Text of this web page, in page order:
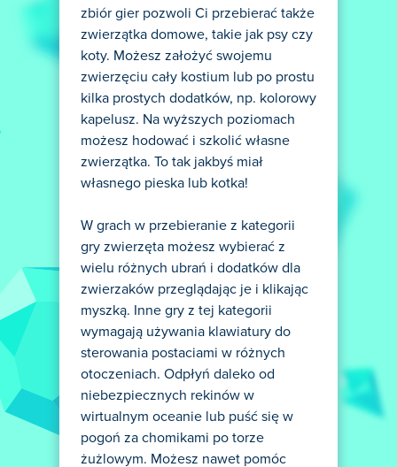
zbiór gier pozwoli Ci przebierać także
zwierzątka domowe, takie jak psy czy
koty. Możesz założyć swojemu
zwierzęciu cały kostium lub po prostu
kilka prostych dodatków, np. kolorowy
kapelusz. Na wyższych poziomach
możesz hodować i szkolić własne
zwierzątka. To tak jakbyś miał
własnego pieska lub kotka!
W grach w przebieranie z kategorii
gry zwierzęta możesz wybierać z
wielu różnych ubrań i dodatków dla
zwierzaków przeglądając je i klikając
myszką. Inne gry z tej kategorii
wymagają używania klawiatury do
sterowania postaciami w różnych
otoczeniach. Odpłyń daleko od
niebezpiecznych rekinów w
wirtualnym oceanie lub puść się w
pogoń za chomikami po torze
żużlowym. Możesz nawet pomóc